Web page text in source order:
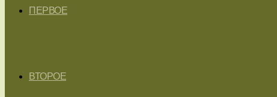
ПЕРВОЕ
ВТОРОЕ